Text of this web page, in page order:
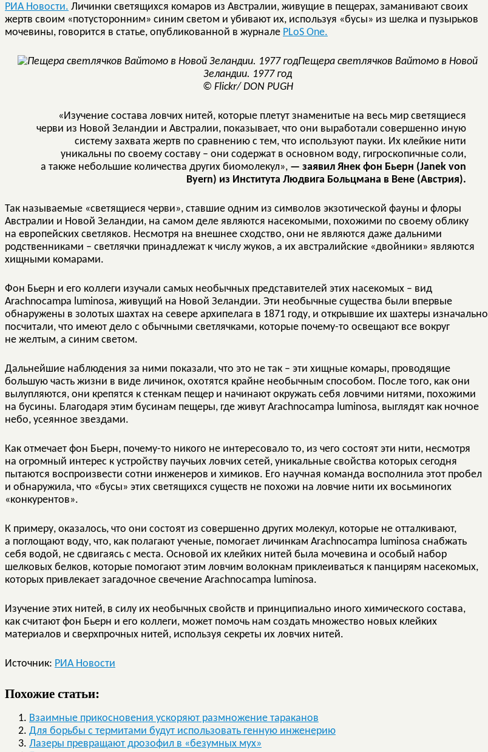
РИА Новости. Личинки светящихся комаров из Австралии, живущие в пещерах, заманивают своих
жертв своим «потусторонним» синим светом и убивают их, используя «бусы» из шелка и пузырьков
мочевины, говорится в статье, опубликованной в журнале PLoS One.
Пещера светлячков Вайтомо в Новой
Зеландии. 1977 год
© Flickr/ DON PUGH
«Изучение состава ловчих нитей, которые плетут знаменитые на весь мир светящиеся
черви из Новой Зеландии и Австралии, показывает, что они выработали совершенно иную
систему захвата жертв по сравнению с тем, что используют пауки. Их клейкие нити
уникальны по своему составу – они содержат в основном воду, гигроскопичные соли,
а также небольшие количества других биомолекул», — заявил Янек фон Бьерн (Janek von
Byern) из Института Людвига Больцмана в Вене (Австрия).
Так называемые «светящиеся черви», ставшие одним из символов экзотической фауны и флоры
Австралии и Новой Зеландии, на самом деле являются насекомыми, похожими по своему облику
на европейских светляков. Несмотря на внешнее сходство, они не являются даже дальними
родственниками – светлячки принадлежат к числу жуков, а их австралийские «двойники» являются
хищными комарами.
Фон Бьерн и его коллеги изучали самых необычных представителей этих насекомых – вид
Arachnocampa luminosa, живущий на Новой Зеландии. Эти необычные существа были впервые
обнаружены в золотых шахтах на севере архипелага в 1871 году, и открывшие их шахтеры изначально
посчитали, что имеют дело с обычными светлячками, которые почему-то освещают все вокруг
не желтым, а синим светом.
Дальнейшие наблюдения за ними показали, что это не так – эти хищные комары, проводящие
большую часть жизни в виде личинок, охотятся крайне необычным способом. После того, как они
вылупляются, они крепятся к стенкам пещер и начинают окружать себя ловчими нитями, похожими
на бусины. Благодаря этим бусинам пещеры, где живут Arachnocampa luminosa, выглядят как ночное
небо, усеянное звездами.
Как отмечает фон Бьерн, почему-то никого не интересовало то, из чего состоят эти нити, несмотря
на огромный интерес к устройству паучьих ловчих сетей, уникальные свойства которых сегодня
пытаются воспроизвести сотни инженеров и химиков. Его научная команда восполнила этот пробел
и обнаружила, что «бусы» этих светящихся существ не похожи на ловчие нити их восьминогих
«конкурентов».
К примеру, оказалось, что они состоят из совершенно других молекул, которые не отталкивают,
а поглощают воду, что, как полагают ученые, помогает личинкам Arachnocampa luminosa снабжать
себя водой, не сдвигаясь с места. Основой их клейких нитей была мочевина и особый набор
шелковых белков, которые помогают этим ловчим волокнам приклеиваться к панцирям насекомых,
которых привлекает загадочное свечение Arachnocampa luminosa.
Изучение этих нитей, в силу их необычных свойств и принципиально иного химического состава,
как считают фон Бьерн и его коллеги, может помочь нам создать множество новых клейких
материалов и сверхпрочных нитей, используя секреты их ловчих нитей.
Источник: РИА Новости
Похожие статьи:
Взаимные прикосновения ускоряют размножение тараканов
Для борьбы с термитами будут использовать генную инженерию
Лазеры превращают дрозофил в «безумных мух»